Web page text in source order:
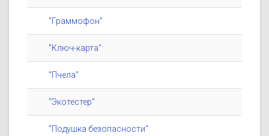
"Граммофон"
"Ключ-карта"
"Пчела"
"Экотестер"
"Подушка безопасности"